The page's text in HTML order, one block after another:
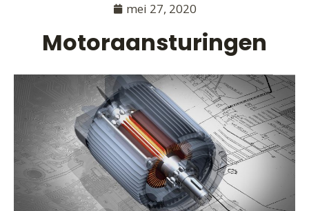
mei 27, 2020
Motoraansturingen